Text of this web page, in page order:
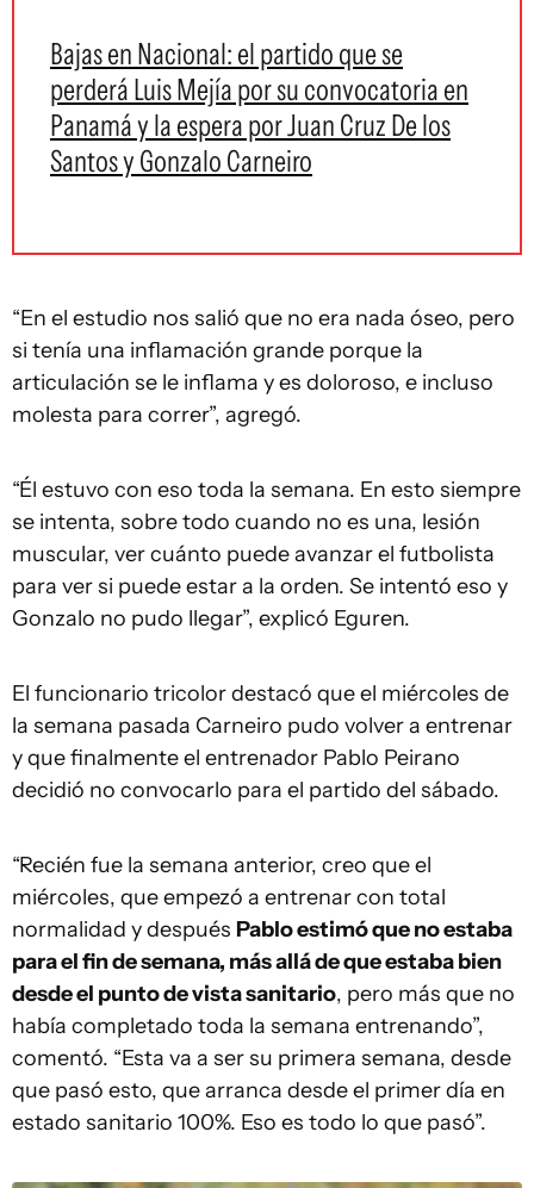
Bajas en Nacional: el partido que se
perderá Luis Mejía por su convocatoria en
Panamá y la espera por Juan Cruz De los
Santos y Gonzalo Carneiro
“En el estudio nos salió que no era nada óseo, pero
si tenía una inflamación grande porque la
articulación se le inflama y es doloroso, e incluso
molesta para correr”, agregó.
“Él estuvo con eso toda la semana. En esto siempre
se intenta, sobre todo cuando no es una, lesión
muscular, ver cuánto puede avanzar el futbolista
para ver si puede estar a la orden. Se intentó eso y
Gonzalo no pudo llegar”, explicó Eguren.
El funcionario tricolor destacó que el miércoles de
la semana pasada Carneiro pudo volver a entrenar
y que finalmente el entrenador Pablo Peirano
decidió no convocarlo para el partido del sábado.
“Recién fue la semana anterior, creo que el
miércoles, que empezó a entrenar con total
normalidad y después Pablo estimó que no estaba
para el fin de semana, más allá de que estaba bien
desde el punto de vista sanitario, pero más que no
había completado toda la semana entrenando”,
comentó. “Esta va a ser su primera semana, desde
que pasó esto, que arranca desde el primer día en
estado sanitario 100%. Eso es todo lo que pasó”.